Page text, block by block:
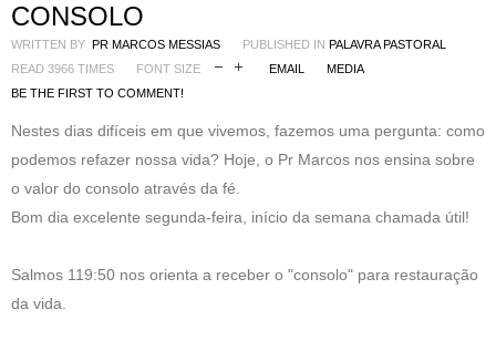
CONSOLO
WRITTEN BY PR MARCOS MESSIAS PUBLISHED IN PALAVRA PASTORAL
READ 3966 TIMES
FONT SIZE EMAIL
MEDIA
BE THE FIRST TO COMMENT!
Nestes dias difíceis em que vivemos, fazemos uma pergunta: como
podemos refazer nossa vida? Hoje, o Pr Marcos nos ensina sobre
o valor do consolo através da fé.
Bom dia excelente segunda-feira, início da semana chamada útil!
Salmos 119:50 nos orienta a receber o "consolo" para restauração
da vida.